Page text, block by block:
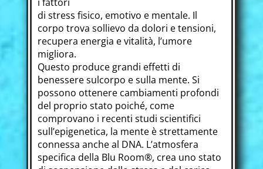
di stress fisico, emotivo e mentale. Il
corpo trova sollievo da dolori e tensioni,
recupera energia e vitalità, l’umore
migliora.
Questo produce grandi effetti di
benessere sulcorpo e sulla mente. Si
possono ottenere cambiamenti profondi
del proprio stato poiché, come
comprovano i recenti studi scientifici
sull’epigenetica, la mente è strettamente
connessa anche al DNA. L’atmosfera
specifica della Blu Room®, crea uno stato